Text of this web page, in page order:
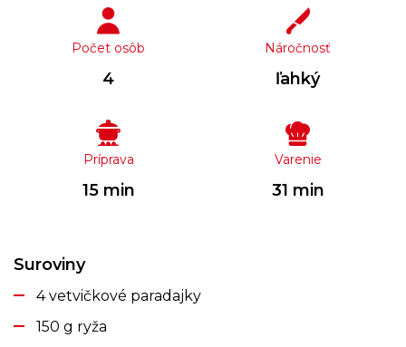
Počet osôb
4
Náročnosť
ľahký
Príprava
15 min
Varenie
31 min
Suroviny
4 vetvičkové paradajky
150 g ryža